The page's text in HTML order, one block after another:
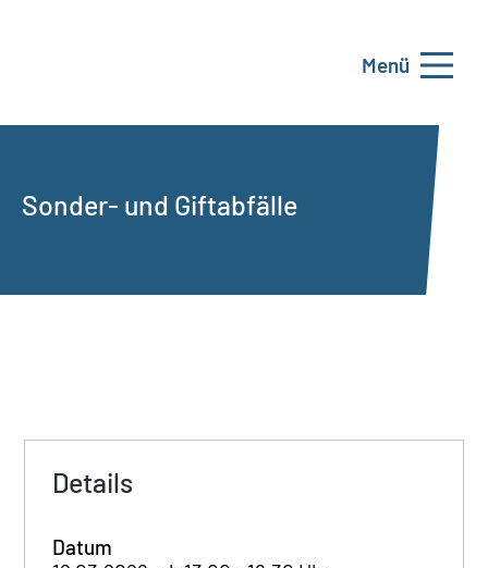
Menü
Sonder- und Giftabfälle
Details
Datum